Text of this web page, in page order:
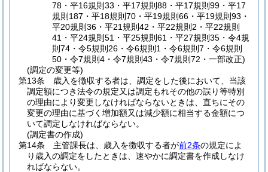
78・平16規則33・平17規則88・平17規則99・平17
規則187・平18規則70・平19規則66・平19規則93・
平20規則36・平21規則42・平22規則2・平22規則
41・平24規則51・平25規則61・平27規則35・令4規
則74・令5規則26・令6規則1・令6規則7・令6規則
50・令7規則4・令7規則43・令7規則72・一部改正)
(調定の変更等)
第13条
歳入を徴収する者は、調定をした後において、当該
調定額につき法令の規定又は調定もれその他の誤り等特別
の理由により変更しなければならないときは、直ちにその
変更の理由に基づく増加額又は減少額に相当する金額につ
いて調定しなければならない。
(調定書の作成)
第14条
主管課長は、歳入を徴収する者が前2条の規定によ
り歳入の調定をしたときは、速やかに調定書を作成しなけ
ればならない。